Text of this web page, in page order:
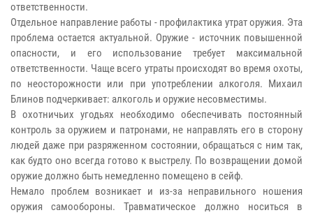
ответственности.
Отдельное направление работы - профилактика утрат оружия. Эта
проблема остается актуальной. Оружие - источник повышенной
опасности, и его использование требует максимальной
ответственности. Чаще всего утраты происходят во время охоты,
по неосторожности или при употреблении алкоголя. Михаил
Блинов подчеркивает: алкоголь и оружие несовместимы.
В охотничьих угодьях необходимо обеспечивать постоянный
контроль за оружием и патронами, не направлять его в сторону
людей даже при разряженном состоянии, обращаться с ним так,
как будто оно всегда готово к выстрелу. По возвращении домой
оружие должно быть немедленно помещено в сейф.
Немало проблем возникает и из-за неправильного ношения
оружия самообороны. Травматическое должно носиться в